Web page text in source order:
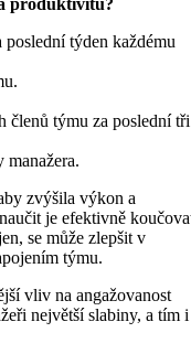
produktivitu?
týden každému
členů týmu za poslední tři
manažera.
zvýšila výkon a
je efektivně
se může zlepšit v
týmu.
vliv na angažovanost
největší slabiny, a tím i